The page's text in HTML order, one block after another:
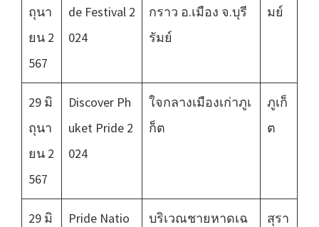
ถุนา
ยน 2
567
de Festival 2
024
กราว อ.เมือง จ.บุรี
รัมย์
มย์
29 มิ
ถุนา
ยน 2
567
Discover Ph
uket Pride 2
024
ใจกลางเมืองเก่าภูเ
ก็ต
ภูเก็
ต
29 มิ
Pride Natio
บริเวณชายหาดเฉ
สุรา